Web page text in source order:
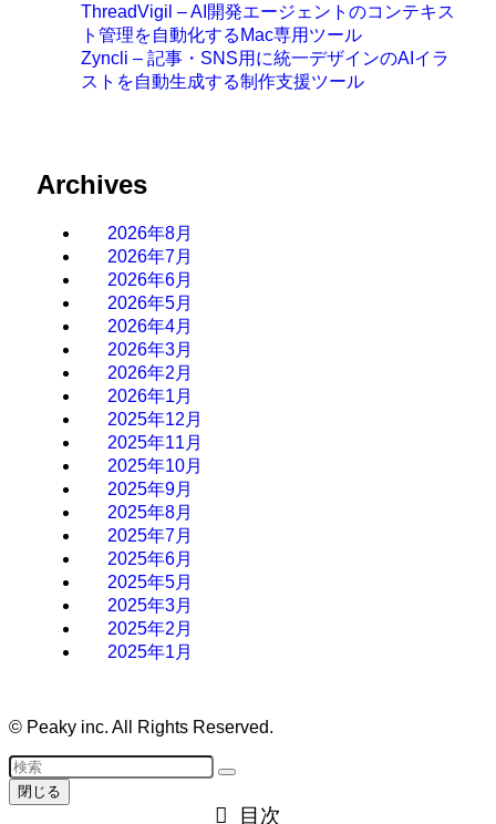
ThreadVigil – AI開発エージェントのコンテキス
ト管理を自動化するMac専用ツール
Zyncli – 記事・SNS用に統一デザインのAIイラ
ストを自動生成する制作支援ツール
Archives
2026年8月
2026年7月
2026年6月
2026年5月
2026年4月
2026年3月
2026年2月
2026年1月
2025年12月
2025年11月
2025年10月
2025年9月
2025年8月
2025年7月
2025年6月
2025年5月
2025年3月
2025年2月
2025年1月
© Peaky inc. All Rights Reserved.
閉じる
目次